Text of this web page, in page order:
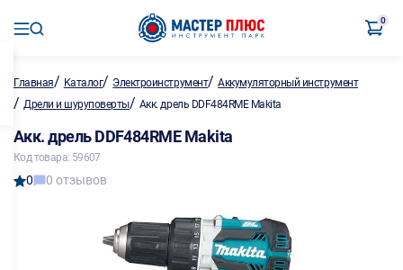
0
Главная/ Каталог/ Электроинструмент/Аккумуляторный инструмент
/ Дрели и шуруповерты/ Акк. дрель DDF484RME Makita
Акк. дрель DDF484RME Makita
Код товара: 59607
0 0 отзывов